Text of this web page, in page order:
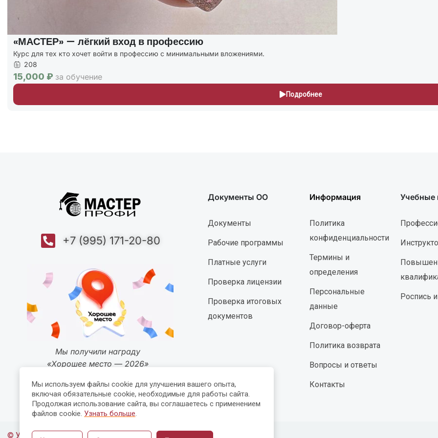
«МАСТЕР» — лёгкий вход в профессию
Курс для тех кто хочет войти в профессию с минимальными вложениями.
208
15,000 ₽ за обучение
Подробнее
+7 (995) 171-20-80
Мы получили награду
«Хорошее место — 2026»
Документы ОО
Документы
Рабочие программы
Платные услуги
Проверка лицензии
Проверка итоговых
документов
Информация
Политика
конфиденциальности
Термины и
определения
Персональные
данные
Договор-оферта
Политика возврата
Вопросы и ответы
Контакты
Учебные
Роспись
© УЦ «Мастер-Профи» — 2015-2026 (14+)
Мы используем файлы cookie для улучшения вашего опыта,
включая обязательные cookie, необходимые для работы сайта.
Продолжая использование сайта, вы соглашаетесь с применением
файлов cookie. Узнать больше.